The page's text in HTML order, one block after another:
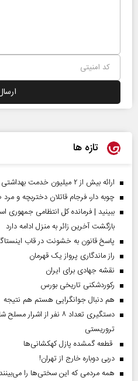
تازه ها
ارائه بیش از ۲ میلیون خدمت بهداشتی در اربعین حسینی
چوبه دار، فرجام قاتلان دختربچه و
ببینید | فرمانده کل انتظامی جمهوری
بازگشت آخرین زائر به منزل ادامه دارد
پاسخ قانون به خشونت در قاب
راز ماندگاری پرواز یک قهرمان
نقشه جهادی برای ایران
رکوردشکنی تاریخی بورس
هم دنبال جوانگرایی هستم هم نتیجه
دستگیری تعداد ۸ نفر
تروریستی
قطعه گمشده پازل کهکشانی‌ها
دربی دوباره خارج از تهران!
همه مردمی که این سختی‌ها را